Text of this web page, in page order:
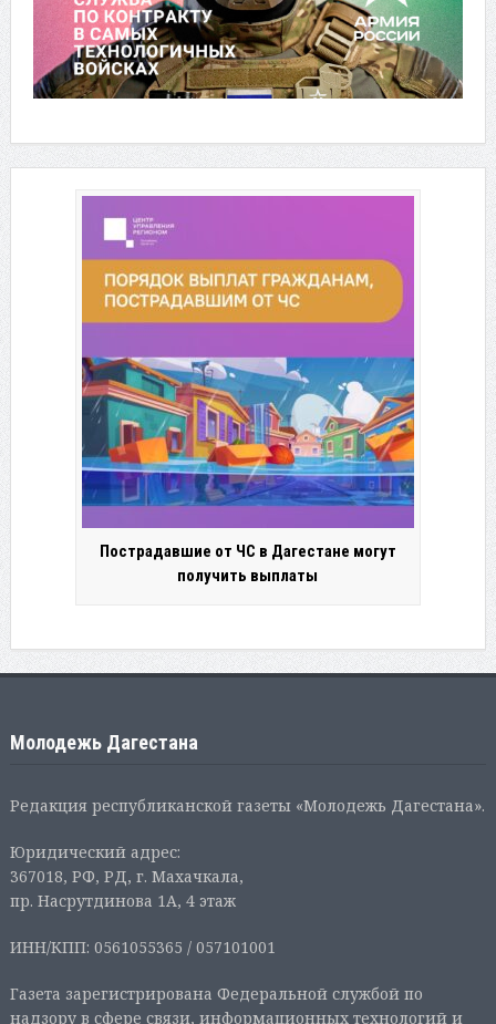
Пострадавшие от ЧС в Дагестане могут
получить выплаты
Молодежь Дагестана
Редакция республиканской газеты «Молодежь Дагестана».
Юридический адрес:
367018, РФ, РД, г. Махачкала,
пр. Насрутдинова 1А, 4 этаж
ИНН/КПП: 0561055365 / 057101001
Газета зарегистрирована Федеральной службой по
надзору в сфере связи, информационных технологий и